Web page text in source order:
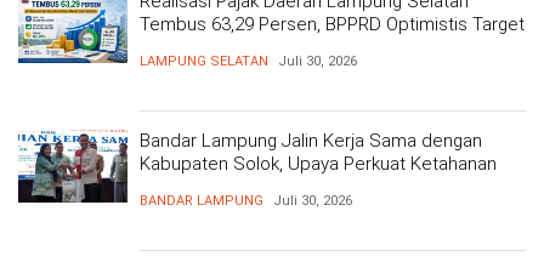
Tembus 63,29 Persen, BPPRD Optimistis Target
LAMPUNG SELATAN Juli 30, 2026
Bandar Lampung Jalin Kerja Sama dengan
Kabupaten Solok, Upaya Perkuat Ketahanan
BANDAR LAMPUNG Juli 30, 2026